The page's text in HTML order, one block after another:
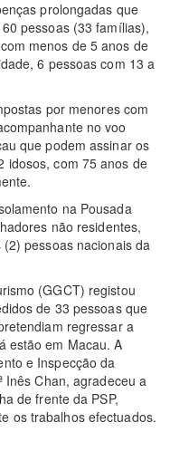
prolongadas que
pessoas (33 famílias),
menos de 5 anos de
6 pessoas com 13 a
por menores com
no voo
que podem assinar os
idosos, com 75 anos de
na Pousada
não residentes,
pessoas nacionais da
(GGCT) registou
de 33 pessoas que
regressar a
estão em Macau. A
e Inspecção da
Inês Chan, agradeceu a
de frente da PSP,
os trabalhos efectuados.